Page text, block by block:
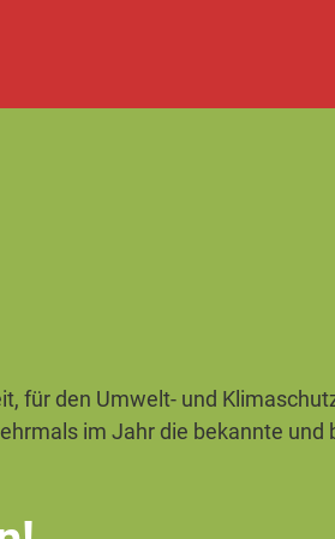
für den Umwelt- und
im Jahr die bekannte und